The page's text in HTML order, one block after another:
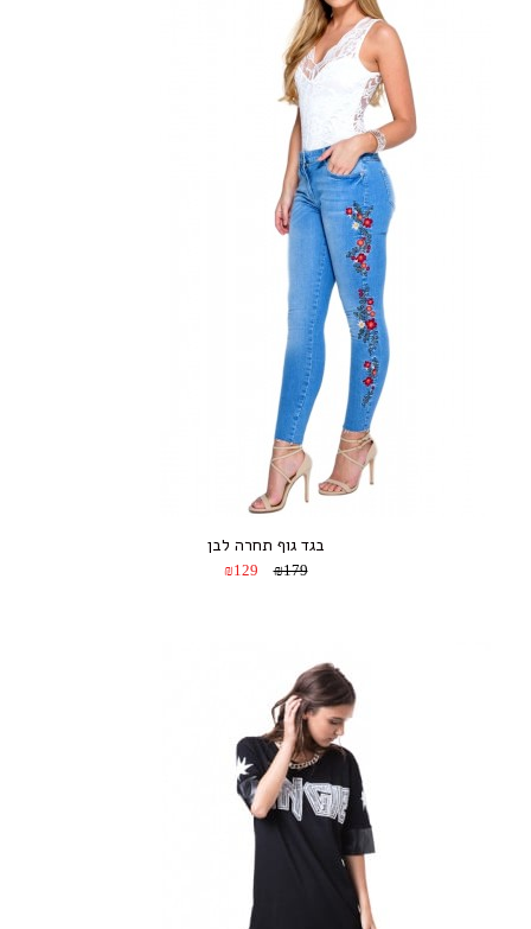
בגד גוף תחרה לבן
₪179
₪129